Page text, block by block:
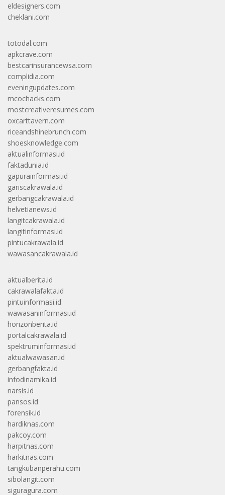
eldesigners.com
cheklani.com
totodal.com
apkcrave.com
bestcarinsurancewsa.com
complidia.com
eveningupdates.com
mcochacks.com
mostcreativeresumes.com
oxcarttavern.com
riceandshinebrunch.com
shoesknowledge.com
aktualinformasi.id
faktadunia.id
gapurainformasi.id
gariscakrawala.id
gerbangcakrawala.id
helvetianews.id
langitcakrawala.id
langitinformasi.id
pintucakrawala.id
wawasancakrawala.id
aktualberita.id
cakrawalafakta.id
pintuinformasi.id
wawasaninformasi.id
horizonberita.id
portalcakrawala.id
spektruminformasi.id
aktualwawasan.id
gerbangfakta.id
infodinamika.id
narsis.id
pansos.id
forensik.id
hardiknas.com
pakcoy.com
harpitnas.com
harkitnas.com
tangkubanperahu.com
sibolangit.com
siguragura.com